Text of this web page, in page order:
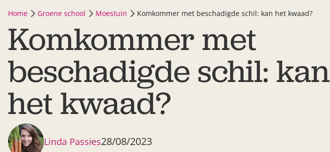
Home Groene school Moestuin Komkommer met beschadigde schil: kan het kwaad?
Komkommer met
beschadigde schil: kan
het kwaad?
Linda Passies28/08/2023